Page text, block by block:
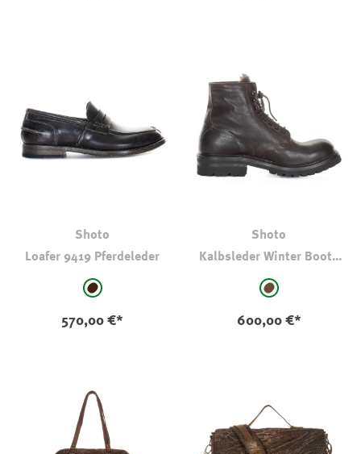
Shoto
Loafer 9419 Pferdeleder
auswählen
schwarz-braun
570,00 €*
Shoto
Kalbsleder Winter Boots
auswählen
braun
600,00 €*